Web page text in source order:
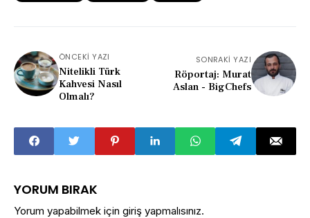
ÖNCEKI YAZI
Nitelikli Türk
Kahvesi Nasıl
Olmalı?
SONRAKI YAZI
Röportaj: Murat
Aslan - BigChefs
YORUM BIRAK
Yorum yapabilmek için giriş yapmalısınız.